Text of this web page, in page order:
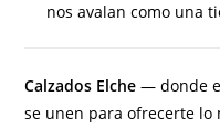
nos avalan como una
Calzados Elche — donde
se unen para ofrecerte